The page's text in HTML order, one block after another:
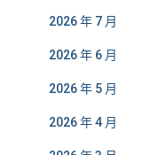
2026 年 7 月
2026 年 6 月
2026 年 5 月
2026 年 4 月